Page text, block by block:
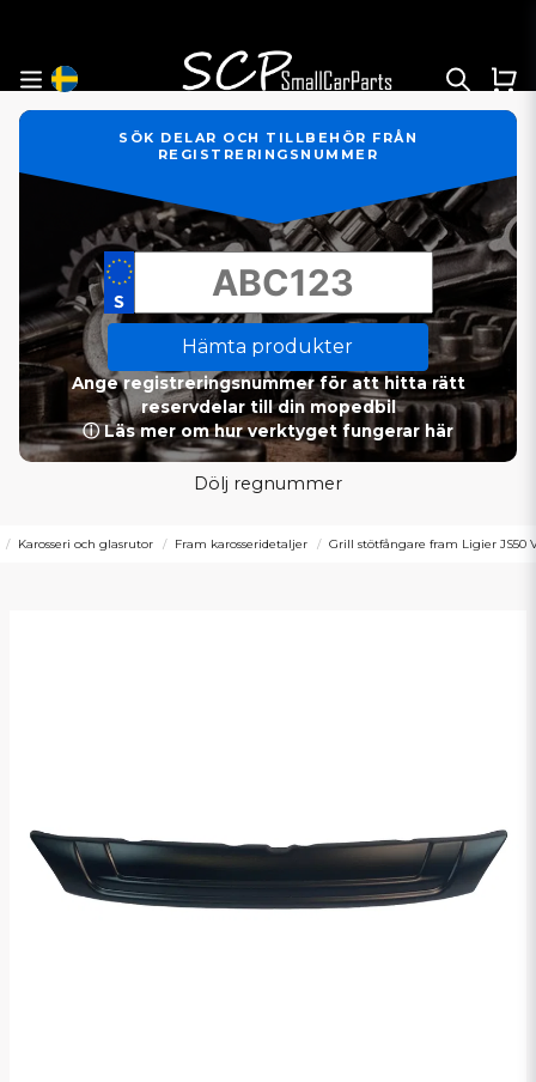
SÖK DELAR OCH TILLBEHÖR FRÅN
REGISTRERINGSNUMMER
Hämta produkter
Ange registreringsnummer för att hitta rätt
reservdelar till din mopedbil
ⓘ Läs mer om hur verktyget fungerar här
Dölj regnummer
Karosseri och glasrutor Fram karosseridetaljer Grill stötfångare fram Ligier JS50